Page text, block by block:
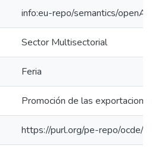
info:eu-repo/semantics/
Sector Multisectorial
Feria
Promoción de las
https://purl.org/pe-repo/ocde/